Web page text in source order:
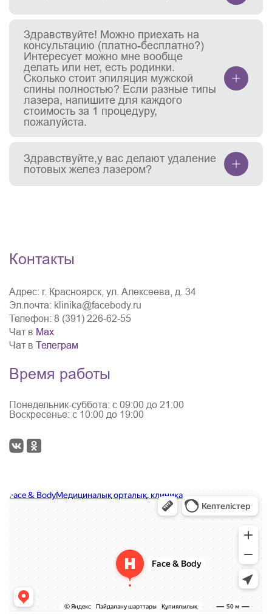
Здравствуйте! Можно приехать на
консультацию (платно-бесплатно?)
Интересует можно мне вообще
делать или нет, есть родинки.
Сколько стоит эпиляция мужской
спины полностью? Если разные типы
лазера, напишите для каждого
стоимость за 1 процедуру,
пожалуйста.
Здравствуйте,у вас делают удаление
потовых желез лазером?
Контакты
Адрес: г. Красноярск, ул. Алексеева, д. 34
Эл.почта: klinika@facebody.ru
Телефон: 8 (391) 226-62-55
Чат в Мах
Чат в Телеграм
Время работы
Понедельник-суббота: с 09:00 до 21:00
Воскресенье: с 10:00 до 19:00
Face & Body
Медцентр, клиника в Красноярске